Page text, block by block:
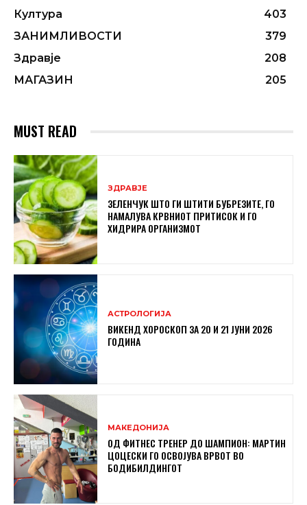
Култура
403
ЗАНИМЛИВОСТИ
379
Здравје
208
МАГАЗИН
205
MUST READ
ЗДРАВЈЕ
ЗЕЛЕНЧУК ШТО ГИ ШТИТИ БУБРЕЗИТЕ, ГО
НАМАЛУВА КРВНИОТ ПРИТИСОК И ГО
ХИДРИРА ОРГАНИЗМОТ
АСТРОЛОГИЈА
ВИКЕНД ХОРОСКОП ЗА 20 И 21 ЈУНИ 2026
ГОДИНА
МАКЕДОНИЈА
ОД ФИТНЕС ТРЕНЕР ДО ШАМПИОН: МАРТИН
ЦОЦЕСКИ ГО ОСВОЈУВА ВРВОТ ВО
БОДИБИЛДИНГОТ